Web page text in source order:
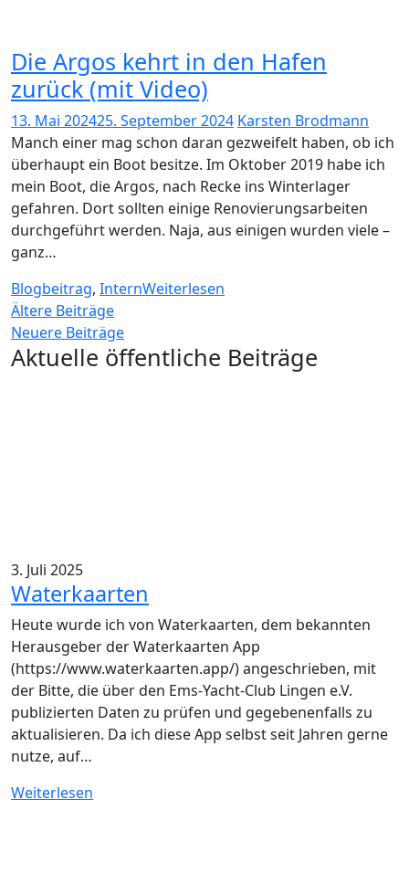
Die Argos kehrt in den Hafen
zurück (mit Video)
13. Mai 202425. September 2024 Karsten Brodmann
Manch einer mag schon daran gezweifelt haben, ob ich
überhaupt ein Boot besitze. Im Oktober 2019 habe ich
mein Boot, die Argos, nach Recke ins Winterlager
gefahren. Dort sollten einige Renovierungsarbeiten
durchgeführt werden. Naja, aus einigen wurden viele –
ganz…
Blogbeitrag, InternWeiterlesen
Beitragsnavigation
Ältere Beiträge
Neuere Beiträge
Aktuelle öffentliche Beiträge
3. Juli 2025
Waterkaarten
Heute wurde ich von Waterkaarten, dem bekannten
Herausgeber der Waterkaarten App
(https://www.waterkaarten.app/) angeschrieben, mit
der Bitte, die über den Ems-Yacht-Club Lingen e.V.
publizierten Daten zu prüfen und gegebenenfalls zu
aktualisieren. Da ich diese App selbst seit Jahren gerne
nutze, auf…
Weiterlesen